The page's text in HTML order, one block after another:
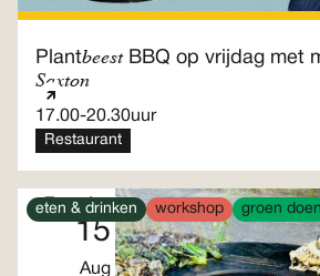
PlantbeestBBQ op vrijdag met
Saxton
17.00-20.30uur
Restaurant
Zaterdag
15
Aug
eten & drinken workshop groen doen